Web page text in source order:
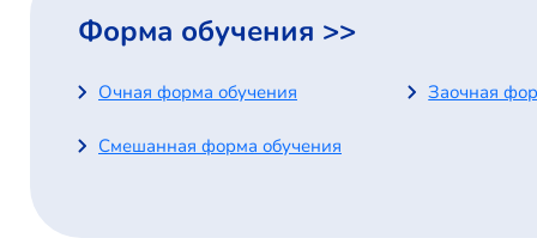
Форма обучения >>
Очная форма обучения Заочная
Смешанная форма обучения